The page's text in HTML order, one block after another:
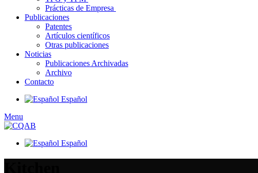
Prácticas de Empresa
Publicaciones
Patentes
Artículos científicos
Otras publicaciones
Noticias
Publicaciones Archivadas
Archivo
Contacto
Español
Menu
Español